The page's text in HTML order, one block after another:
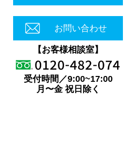
お問い合わせ
【お客様相談室】
受付時間／9:00~17:00
月〜金 祝日除く